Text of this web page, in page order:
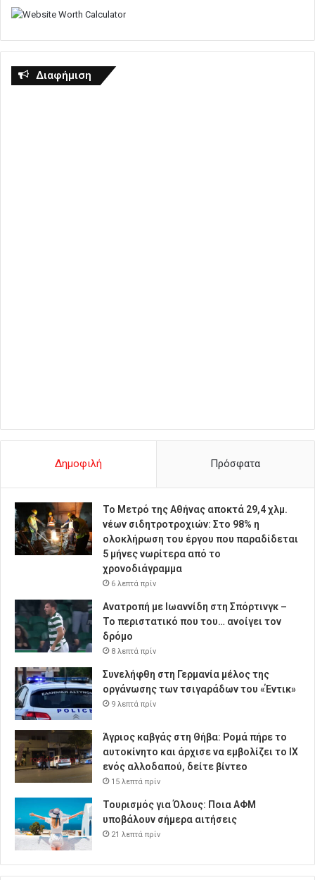
Διαφήμιση
Δημοφιλή Πρόσφατα
Το Μετρό της Αθήνας αποκτά 29,4 χλμ.
νέων σιδητροτροχιών: Στο 98% η
ολοκλήρωση του έργου που παραδίδεται
5 μήνες νωρίτερα από το
χρονοδιάγραμμα
6 λεπτά πρίν
Ανατροπή με Ιωαννίδη στη Σπόρτινγκ –
Το περιστατικό που του… ανοίγει τον
δρόμο
8 λεπτά πρίν
Συνελήφθη στη Γερμανία μέλος της
οργάνωσης των τσιγαράδων του «Έντικ»
9 λεπτά πρίν
Άγριος καβγάς στη Θήβα: Ρομά πήρε το
αυτοκίνητο και άρχισε να εμβολίζει το ΙΧ
ενός αλλοδαπού, δείτε βίντεο
15 λεπτά πρίν
Τουρισμός για Όλους: Ποια ΑΦΜ
υποβάλουν σήμερα αιτήσεις
21 λεπτά πρίν